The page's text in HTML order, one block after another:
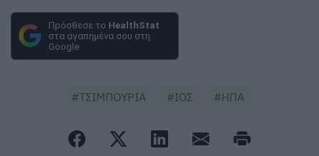
Πρόσθεσε το HealthStat
στα αγαπημένα σου στη
Google
ΤΣΙΜΠΟΥΡΙΑ ΙΟΣ ΗΠΑ